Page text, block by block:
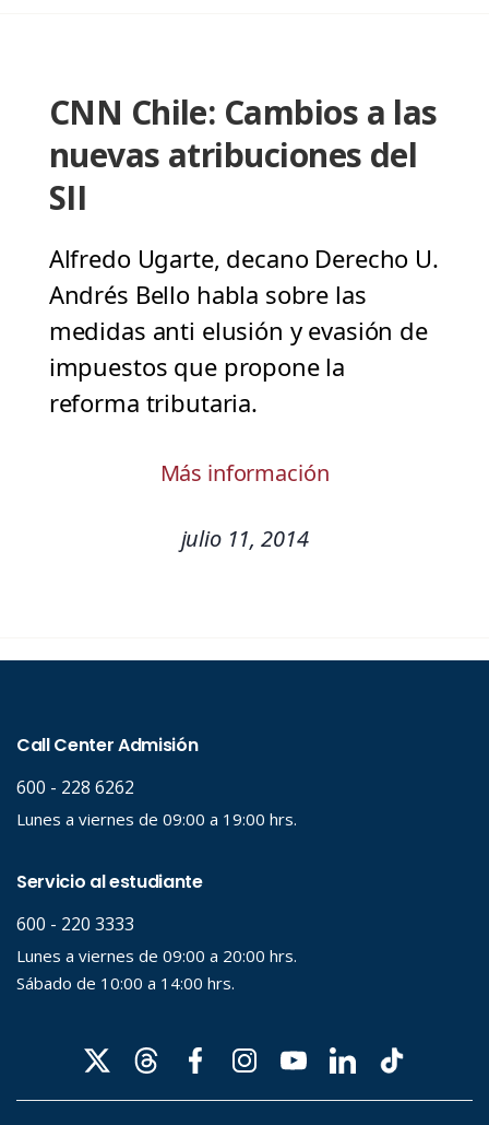
CNN Chile: Cambios a las
nuevas atribuciones del
SII
Alfredo Ugarte, decano Derecho U.
Andrés Bello habla sobre las
medidas anti elusión y evasión de
impuestos que propone la
reforma tributaria.
Más información
julio 11, 2014